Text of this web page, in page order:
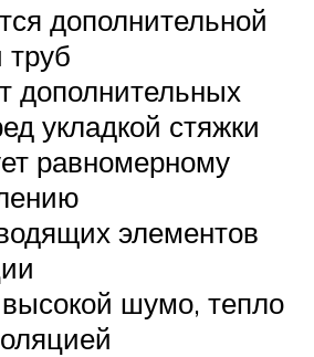
дополнительной
дополнительных
укладкой стяжки
равномерному
элементов
шумо, тепло